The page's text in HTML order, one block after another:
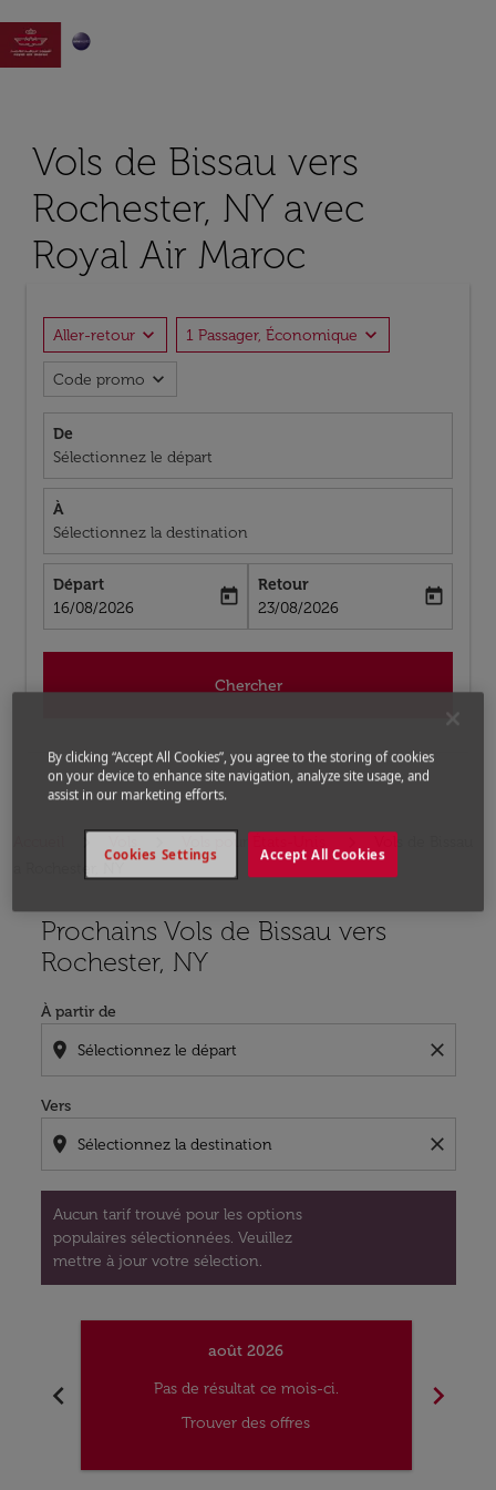

Vols de Bissau vers
Rochester, NY avec
Royal Air Maroc
Aller-retour expand_more 1 Passager, Économique expand_more
Code promo expand_more
De
Sélectionnez le départ
À
Sélectionnez la destination
Départ
fc-booking-departure-date-aria-label
16/08/2026
today
Retour
fc-booking-return-date-aria-label
23/08/2026
today
Chercher
Prochains Vols de Bissau vers
Rochester, NY
À partir de
location_on close
Vers
location_on close
Aucun tarif trouvé pour les options
populaires sélectionnées. Veuillez
mettre à jour votre sélection.
Aucun tarif trouvé pour les options populaires
chevron_left
août 2026
Pas de résultat ce mois-ci.
Trouver des offres
chevron_right
By clicking “Accept All Cookies”, you agree to the storing of cookies
on your device to enhance site navigation, analyze site usage, and
assist in our marketing efforts.
Accept All Cookies
Cookies Settings